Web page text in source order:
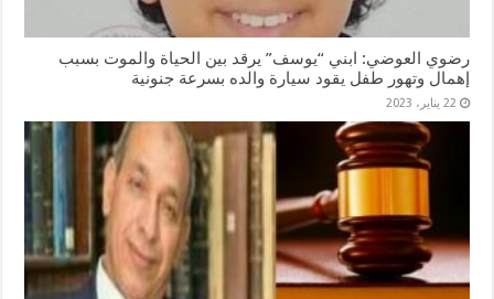
رضوي العوضي: ابني “يوسف” يرقد بين الحياة والموت بسبب
إهمال وتهور طفل يقود سيارة والده بسرعة جنونية
22 يناير، 2023